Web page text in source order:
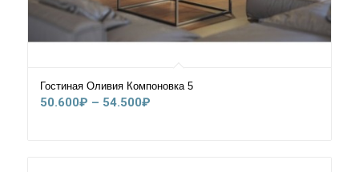
Гостиная Оливия Компоновка 5
50.600₽ – 54.500₽Диапазон